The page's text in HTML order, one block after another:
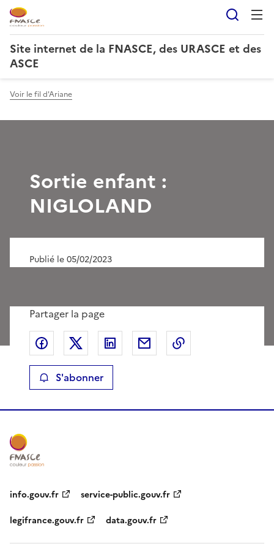
Site internet de la FNASCE, des URASCE et des
ASCE
Voir le fil d'Ariane
Sortie enfant :
NIGLOLAND
Publié le 05/02/2023
Partager la page
Partager sur Facebook
Partager sur XPartager sur LinkedIn
Partager par email
Copier le lien
S'abonner
info.gouv.fr
service-public.gouv.fr
legifrance.gouv.fr
data.gouv.fr